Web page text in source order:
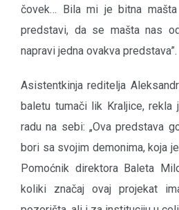
čovek… Bila mi je bitna
predstavi, da se mašta nas
napravi jedna ovakva predstava”.
Asistentkinja reditelja
baletu tumači lik Kraljice,
radu na sebi: „Ova predstava
bori sa svojim demonima, koja
Pomoćnik direktora Baleta
koliki značaj ovaj projekat